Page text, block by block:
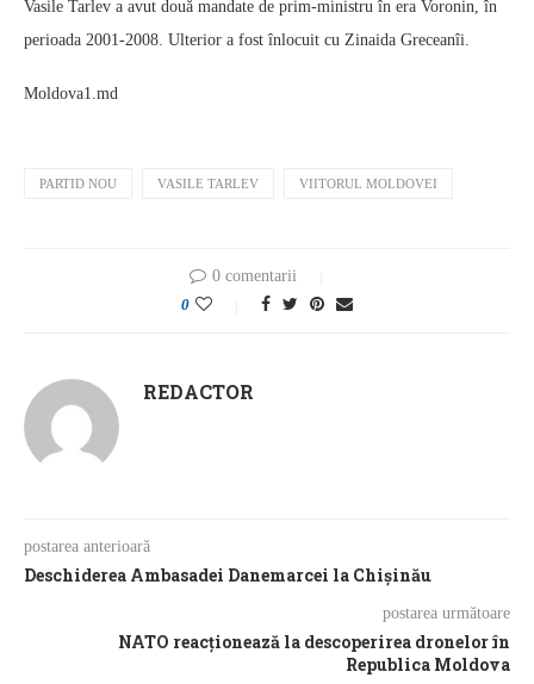
Vasile Tarlev a avut două mandate de prim-ministru în era Voronin, în
perioada 2001-2008. Ulterior a fost înlocuit cu Zinaida Greceanîi.
Moldova1.md
PARTID NOU VASILE TARLEV VIITORUL MOLDOVEI
0 comentarii
0
REDACTOR
postarea anterioară
Deschiderea Ambasadei Danemarcei la Chișinău
postarea următoare
NATO reacționează la descoperirea dronelor în
Republica Moldova